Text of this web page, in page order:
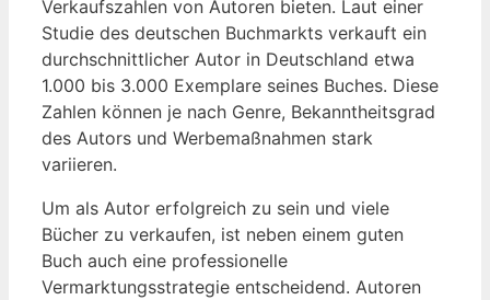
Verkaufszahlen ‍von Autoren bieten. ​Laut einer
Studie des⁣ deutschen Buchmarkts verkauft ein
durchschnittlicher Autor in⁣ Deutschland etwa
1.000 bis 3.000 Exemplare seines Buches. Diese
Zahlen können je ‌nach Genre, ⁤Bekanntheitsgrad
des ⁣Autors⁤ und Werbemaßnahmen stark
variieren.
Um ⁣als Autor erfolgreich zu sein und viele
Bücher zu ⁤verkaufen, ist neben‍ einem ⁢guten
Buch auch eine professionelle
Vermarktungsstrategie entscheidend. Autoren